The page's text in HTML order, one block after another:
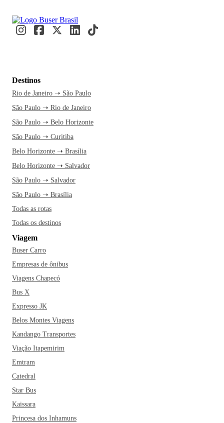
Destinos
Rio de Janeiro ➝ São Paulo
São Paulo ➝ Rio de Janeiro
São Paulo ➝ Belo Horizonte
São Paulo ➝ Curitiba
Belo Horizonte ➝ Brasília
Belo Horizonte ➝ Salvador
São Paulo ➝ Salvador
São Paulo ➝ Brasília
Todas as rotas
Todas os destinos
Viagem
Buser Carro
Empresas de ônibus
Viagens Chapecó
Bus X
Expresso JK
Belos Montes Viagens
Kandango Transportes
Viação Itapemirim
Emtram
Catedral
Star Bus
Kaissara
Princesa dos Inhamuns